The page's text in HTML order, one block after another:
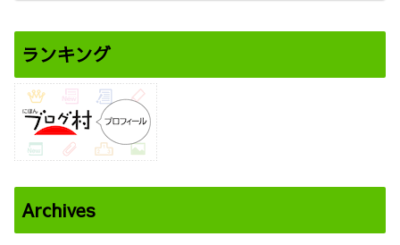
ランキング
Archives